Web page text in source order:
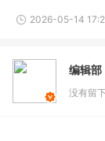
2026-05-14
编辑部
没有留